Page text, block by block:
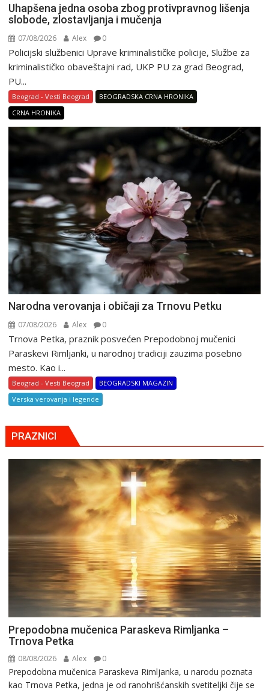
Uhapšena jedna osoba zbog protivpravnog lišenja
slobode, zlostavljanja i mučenja
07/08/2026 Alex 0
Policijski službenici Uprave kriminalističke policije, Službe za
kriminalističko obaveštajni rad, UKP PU za grad Beograd,
PU...
Beograd - Vesti Beograd
BEOGRADSKA CRNA HRONIKA
CRNA HRONIKA
Narodna verovanja i običaji za Trnovu Petku
07/08/2026 Alex 0
Trnova Petka, praznik posvećen Prepodobnoj mučenici
Paraskevi Rimljanki, u narodnoj tradiciji zauzima posebno
mesto. Kao i...
Beograd - Vesti Beograd
BEOGRADSKI MAGAZIN
Verska verovanja i legende
PRAZNICI
Prepodobna mučenica Paraskeva Rimljanka –
Trnova Petka
08/08/2026 Alex 0
Prepodobna mučenica Paraskeva Rimljanka, u narodu poznata
kao Trnova Petka, jedna je od ranohrišćanskih svetiteljki čije se